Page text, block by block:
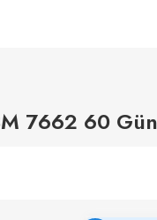
7662 60